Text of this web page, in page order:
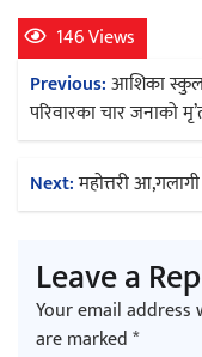
146 Views
Post
navigation
Previous:आशिका
परिवारका चार जनाको
Next:महाेत्तरी
Leave a
Your email
are marked*